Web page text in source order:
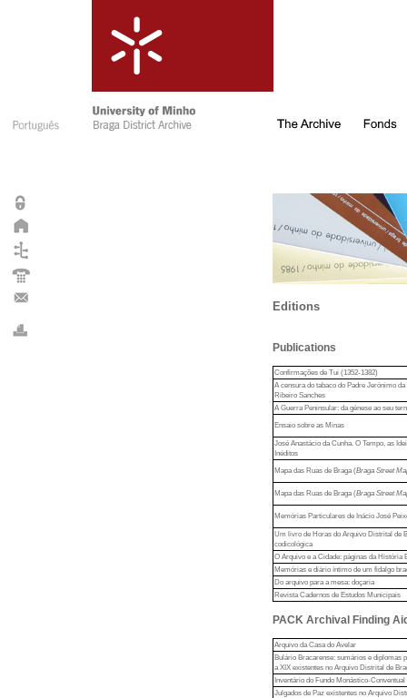
Editions
Publications
Confirmações de Tui (1352-1382)
A censura do tabaco do Padre Jerónimo
Ribeiro Sanches
A Guerra Peninsular: da génese ao seu
Ensaio sobre as Minas
José Anastácio da Cunha. O Tempo, as
Inéditos
Mapa das Ruas de Braga (Braga Street
Mapa das Ruas de Braga (Braga Street
Memórias Particulares de Inácio José
Um livro de Horas do Arquivo Distrital de
codicológica
O Arquivo e a Cidade: páginas da História
Memórias e diário íntimo de um fidalgo
Do arquivo para a mesa: doçaria
Revista Cadernos de Estudos Municipais
PACK Archival Finding
Arquivo da Casa do Avelar
Bulário Bracarense: sumários e diplomas
a XIX existentes no Arquivo Distrital de
Inventário do Fundo Monástico-Conventual
Julgados de Paz existentes no Arquivo